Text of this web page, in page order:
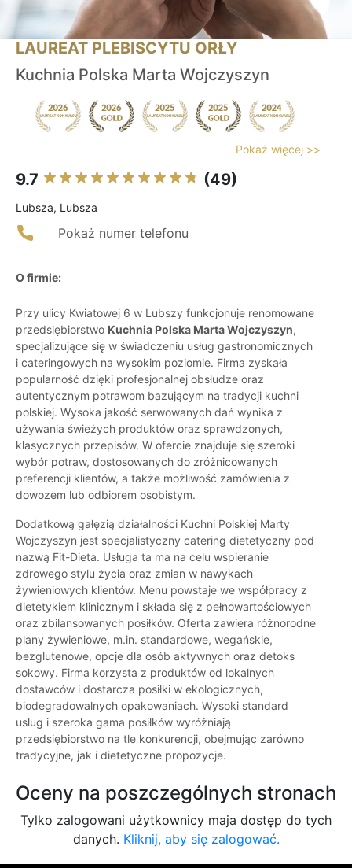
LAUREAT PLEBISCYTU ORŁY
Kuchnia Polska Marta Wojczyszyn
Pokaż więcej >>
9.7 (49)
Lubsza, Lubsza
Pokaż numer telefonu
O firmie:
Przy ulicy Kwiatowej 6 w Lubszy funkcjonuje renomowane
przedsiębiorstwo Kuchnia Polska Marta Wojczyszyn,
specjalizujące się w świadczeniu usług gastronomicznych
i cateringowych na wysokim poziomie. Firma zyskała
popularność dzięki profesjonalnej obsłudze oraz
autentycznym potrawom bazującym na tradycji kuchni
polskiej. Wysoka jakość serwowanych dań wynika z
używania świeżych produktów oraz sprawdzonych,
klasycznych przepisów. W ofercie znajduje się szeroki
wybór potraw, dostosowanych do zróżnicowanych
preferencji klientów, a także możliwość zamówienia z
dowozem lub odbiorem osobistym.
Dodatkową gałęzią działalności Kuchni Polskiej Marty
Wojczyszyn jest specjalistyczny catering dietetyczny pod
nazwą Fit-Dieta. Usługa ta ma na celu wspieranie
zdrowego stylu życia oraz zmian w nawykach
żywieniowych klientów. Menu powstaje we współpracy z
dietetykiem klinicznym i składa się z pełnowartościowych
oraz zbilansowanych posiłków. Oferta zawiera różnorodne
plany żywieniowe, m.in. standardowe, wegańskie,
bezglutenowe, opcje dla osób aktywnych oraz detoks
sokowy. Firma korzysta z produktów od lokalnych
dostawców i dostarcza posiłki w ekologicznych,
biodegradowalnych opakowaniach. Wysoki standard
usług i szeroka gama posiłków wyróżniają
przedsiębiorstwo na tle konkurencji, obejmując zarówno
tradycyjne, jak i dietetyczne propozycje.
Oceny na poszczególnych stronach
Tylko zalogowani użytkownicy maja dostęp do tych
danych. Kliknij, aby się zalogować.